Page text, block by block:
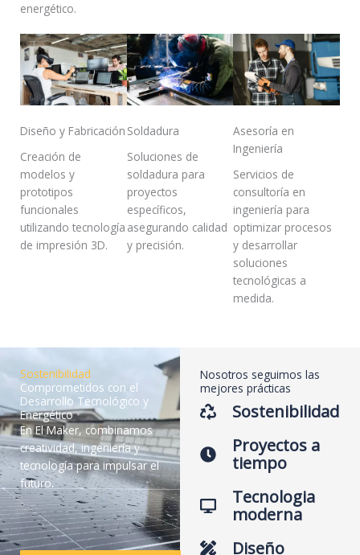
energético.
Diseño y Fabricación
Creación de
modelos y
prototipos
funcionales
utilizando tecnología
de impresión 3D.
Soldadura
Soluciones de
soldadura para
proyectos
específicos,
asegurando calidad
y precisión.
Asesoría en
Ingeniería
Servicios de
consultoría en
ingeniería para
optimizar procesos
y desarrollar
soluciones
tecnológicas a
medida.
Sostenibilidad
Comprometidos con el
Desarrollo Tecnológico y
Energético
En El Maker, combinamos
creatividad, ingeniería y
tecnología para impulsar el
futuro.
Nosotros seguimos las
mejores prácticas
Sostenibilidad
Proyectos a
tiempo
Tecnologia
moderna
Diseño